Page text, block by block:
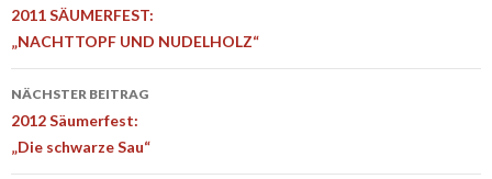
Navigation
2011 SÄUMERFEST:
„NACHTTOPF UND NUDELHOLZ“
NÄCHSTER BEITRAG
2012 Säumerfest:
„Die schwarze Sau“